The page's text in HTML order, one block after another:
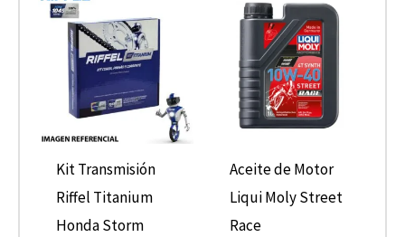
Kit Transmisión
Riffel Titanium
Honda Storm
Aceite de Motor
Liqui Moly Street
Race
de